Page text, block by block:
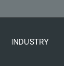
INDUSTRY